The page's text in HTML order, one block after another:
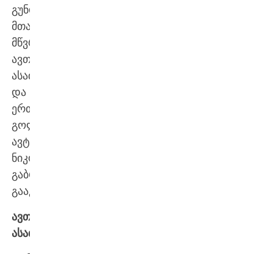
გუნდის
მთავარმა
მწვრთნელმა,
ავთანდილ
ასათიანმა
და
ერთადერთი
გოლის
ავტორმა,
ნიკოლოზ
გაბრიჩიძემ
გააკეთეს.
ავთანდილ
ასათიანი: